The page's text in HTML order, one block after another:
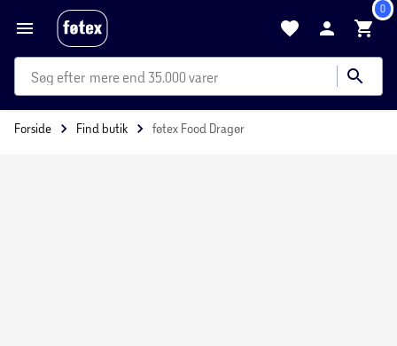
0
mere end 35.000 varer
Forside Find butik føtex Food Dragør